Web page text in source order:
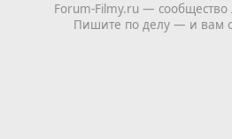
Forum-Filmy.ru —
Пишите по делу — и вам